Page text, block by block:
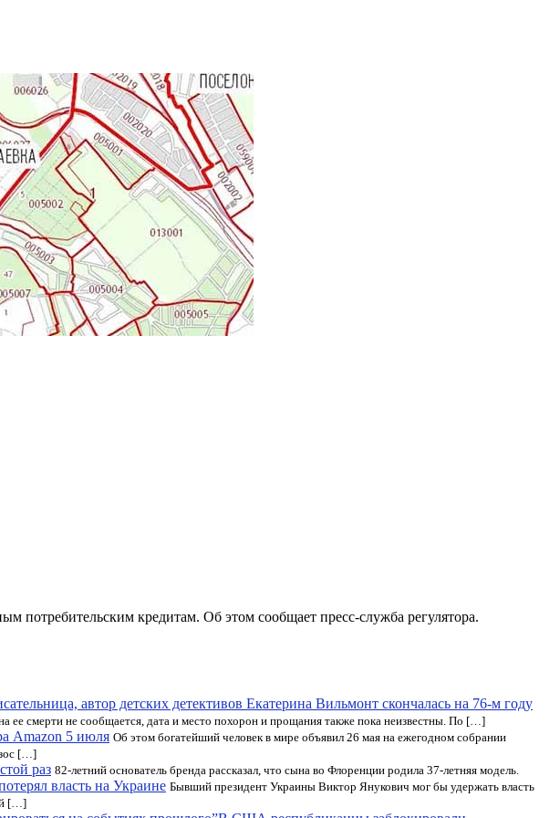
потребительским кредитам. Об этом сообщает пресс-служба регулятора.
автор детских детективов Екатерина Вильмонт скончалась на 76-м году
ее смерти не сообщается, дата и место похорон и прощания также пока неизвестны. По […]
Amazon 5 июля Об этом богатейший человек в мире объявил 26 мая на ежегодном собрании
[…]
раз 82-летний основатель бренда рассказал, что сына во Флоренции родила 37-летняя модель.
власть на Украине Бывший президент Украины Виктор Янукович мог бы удержать власть
[…]